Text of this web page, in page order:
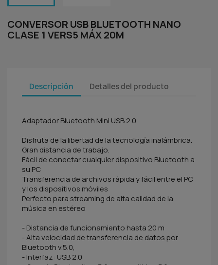
CONVERSOR USB BLUETOOTH NANO
CLASE 1 VERS5 MÁX 20M
Descripción Detalles del producto
Adaptador Bluetooth Mini USB 2.0
Disfruta de la libertad de la tecnología inalámbrica.
Gran distancia de trabajo.
Fácil de conectar cualquier dispositivo Bluetooth a
su PC
Transferencia de archivos rápida y fácil entre el PC
y los dispositivos móviles
Perfecto para streaming de alta calidad de la
música en estéreo
- Distancia de funcionamiento hasta 20 m
- Alta velocidad de transferencia de datos por
Bluetooth v.5.0,
- Interfaz: USB 2.0